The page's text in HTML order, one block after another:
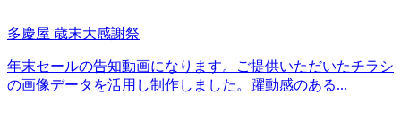
多慶屋 歳末大感謝祭
年末セールの告知動画になります。ご提供いただいたチラシ
の画像データを活用し制作しました。躍動感のある...